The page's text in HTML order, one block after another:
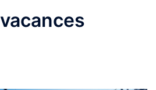
vacances